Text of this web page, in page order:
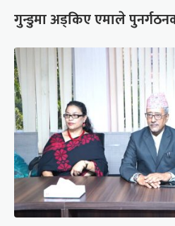
गुन्डुमा अड्किए एमाले